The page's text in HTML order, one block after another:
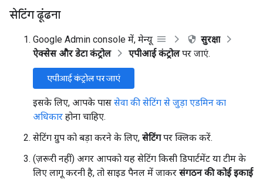
सेटिंग ढूंढना
Google Admin console में, मेन्यू
सुरक्षा
ऐक्सेस और डेटा कंट्रोल
एपीआई कंट्रोलपर जाएं.
एपीआई कंट्रोल पर जाएं
इसके लिए, आपके पास सेवा की सेटिंग से जुड़ा एडमिन का
अधिकार होना चाहिए.
सेटिंग ग्रुप को बड़ा करने के लिए, सेटिंगपर क्लिक करें.
(ज़रूरी नहीं) अगर आपको यह सेटिंग किसी डिपार्टमेंट या टीम के
लिए लागू करनी है, तो साइड पैनल में जाकर संगठन की कोई इकाई